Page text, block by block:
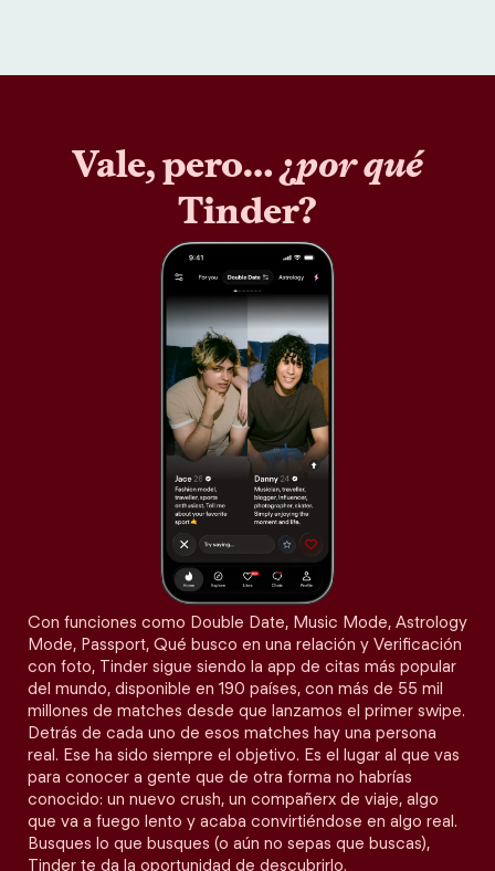
Vale, pero… ¿por qué
Tinder?
Con funciones como Double Date, Music Mode, Astrology
Mode, Passport, Qué busco en una relación y Verificación
con foto, Tinder sigue siendo la app de citas más popular
del mundo, disponible en 190 países, con más de 55 mil
millones de matches desde que lanzamos el primer swipe.
Detrás de cada uno de esos matches hay una persona
real. Ese ha sido siempre el objetivo. Es el lugar al que vas
para conocer a gente que de otra forma no habrías
conocido: un nuevo crush, un compañerx de viaje, algo
que va a fuego lento y acaba convirtiéndose en algo real.
Busques lo que busques (o aún no sepas que buscas),
Tinder te da la oportunidad de descubrirlo.